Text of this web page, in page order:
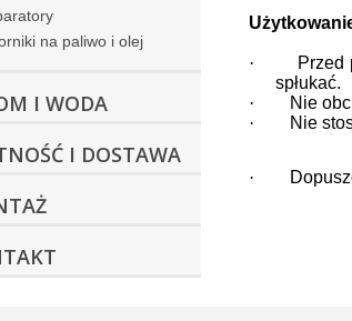
·
Przed
spłukać.
·
Nie
·
Nie
·
na paliwo i olej
I WODA
I DOSTAWA